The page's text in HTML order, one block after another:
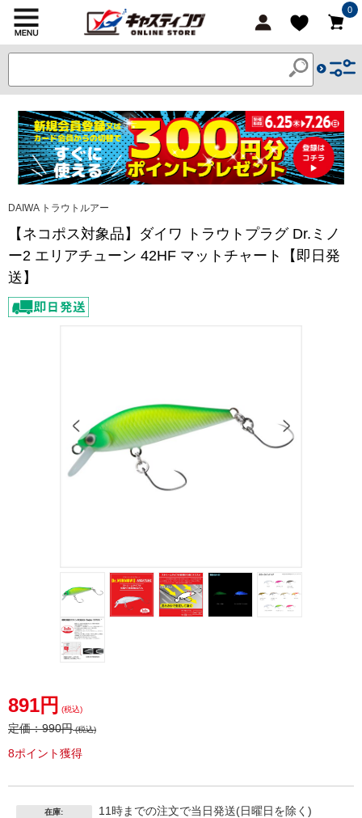
0
DAIWA トラウトルアー
【ネコポス対象品】ダイワ トラウトプラグ Dr.ミノ
ー2 エリアチューン 42HF マットチャート【即日発
送】
891円 (税込)
定価：990円(税込)
8ポイント獲得
在庫: 11時までの注文で当日発送(日曜日を除く)